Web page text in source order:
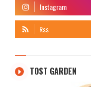
TOST GARDEN